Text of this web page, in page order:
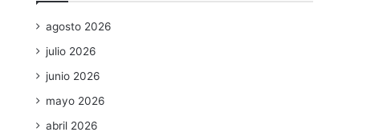
agosto 2026
julio 2026
junio 2026
mayo 2026
abril 2026